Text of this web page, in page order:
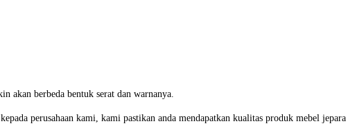
akan berbeda bentuk serat dan warnanya.
perusahaan kami, kami pastikan anda mendapatkan kualitas produk mebel